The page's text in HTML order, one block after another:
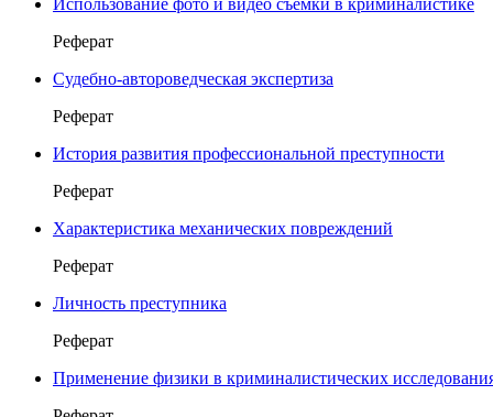
Реферат
Судебно-автороведческая экспертиза
Реферат
История развития профессиональной преступности
Реферат
Характеристика механических повреждений
Реферат
Личность преступника
Реферат
Применение физики в криминалистических